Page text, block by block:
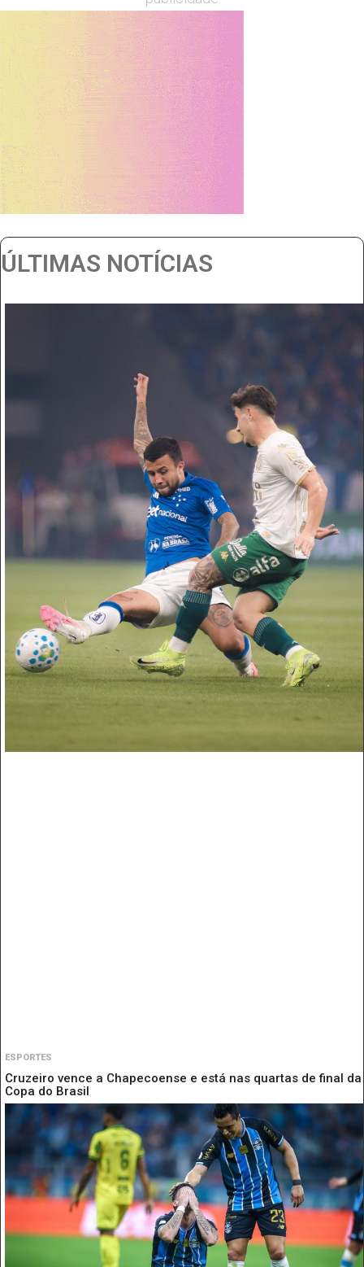
ÚLTIMAS NOTÍCIAS
ESPORTES
Cruzeiro vence a Chapecoense e está nas quartas de final da
Copa do Brasil